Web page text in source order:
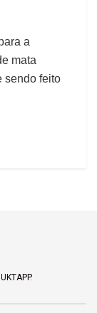
a
mata
sendo feito
.